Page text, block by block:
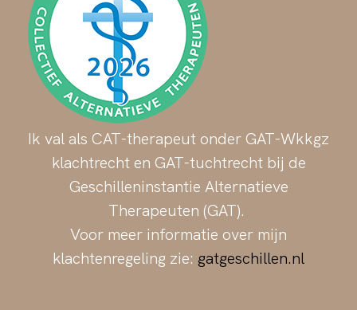
Ik val als CAT-therapeut onder GAT-Wkkgz
klachtrecht en GAT-tuchtrecht bij de
Geschilleninstantie Alternatieve
Therapeuten (GAT).
Voor meer informatie over mijn
klachtenregeling zie: gatgeschillen.nl